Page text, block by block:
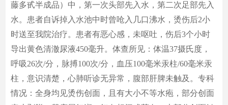
藤多甙半成品）中，第一次头部先入水，第二次足部先入
水。患者自诉掉入水池中时曾呛入几口沸水，烫伤后2小
时送至我院治疗。患者有恶心感，未呕吐，伤后3个小时
导出黄色清澈尿液450毫升。体查所见：体温37摄氏度，
呼吸26次/分，脉搏100次/分，血压100毫米汞柱/60毫米汞
柱，意识清楚，心肺听诊无异常，腹部肝脾未触及。专科
情况：全身均见烫伤创面，且有大小不等水疱，部分创面